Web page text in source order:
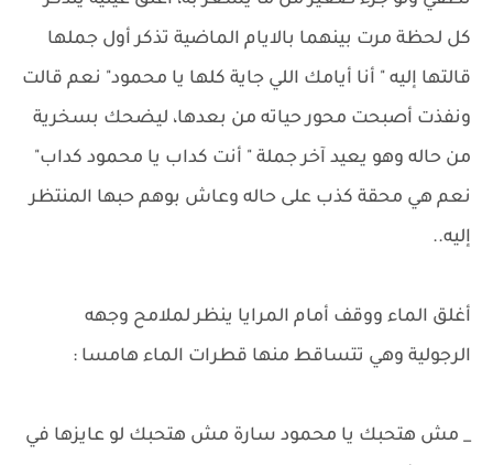
كل لحظة مرت بينهما بالايام الماضية تذكر أول جملها
قالتها إليه " أنا أيامك اللي جاية كلها يا محمود" نعم قالت
ونفذت أصبحت محور حياته من بعدها، ليضحك بسخرية
من حاله وهو يعيد آخر جملة " أنت كداب يا محمود كداب"
نعم هي محقة كذب على حاله وعاش بوهم حبها المنتظر
إليه..
أغلق الماء ووقف أمام المرايا ينظر لملامح وجهه
الرجولية وهي تتساقط منها قطرات الماء هامسا :
_ مش هتحبك يا محمود سارة مش هتحبك لو عايزها في